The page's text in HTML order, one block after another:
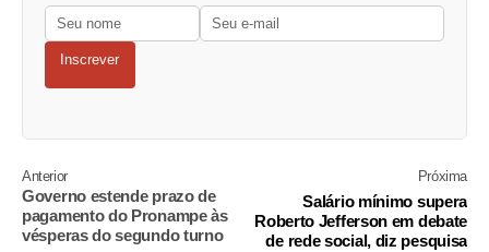
Inscrever
Anterior
Governo estende prazo de
pagamento do Pronampe às
vésperas do segundo turno
Próxima
Salário mínimo supera
Roberto Jefferson em debate
de rede social, diz pesquisa